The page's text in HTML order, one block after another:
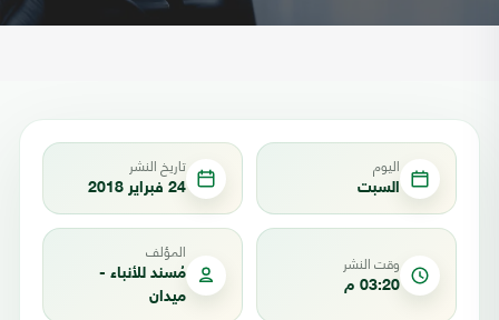
اليوم
السبت
تاريخ النشر
24 فبراير 2018
وقت النشر
03:20 م
المؤلف
مُسند للأنباء -
ميدان